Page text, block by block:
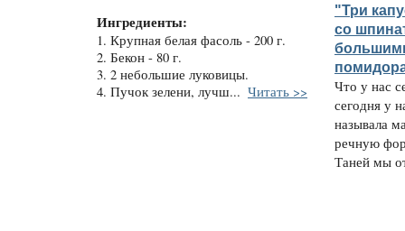
Ингредиенты:
1. Крупная белая фасоль - 200 г.
2. Бекон - 80 г.
3. 2 небольшие луковицы.
4. Пучок зелени, лучш... Читать >>
"Три
со
Что у нас
сегодня у
называла
речную
Таней мы